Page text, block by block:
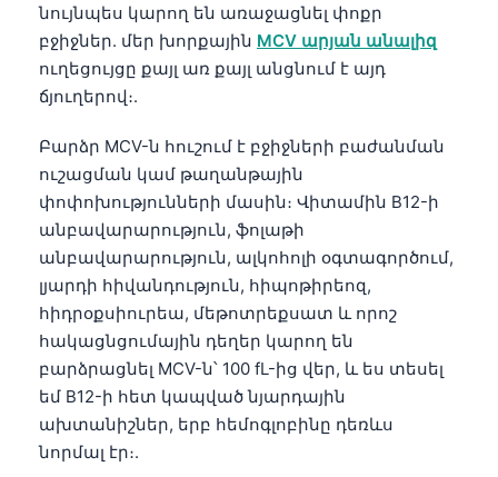
նույնպես կարող են առաջացնել փոքր
բջիջներ. մեր խորքային MCV արյան անալիզ
ուղեցույցը քայլ առ քայլ անցնում է այդ
ճյուղերով։.
Բարձր MCV-ն հուշում է բջիջների բաժանման
ուշացման կամ թաղանթային
փոփոխությունների մասին։ Վիտամին B12-ի
անբավարարություն, ֆոլաթի
անբավարարություն, ալկոհոլի օգտագործում,
լյարդի հիվանդություն, հիպոթիրեոզ,
հիդրօքսիուրեա, մեթոտրեքսատ և որոշ
հակացնցումային դեղեր կարող են
բարձրացնել MCV-ն՝ 100 fL-ից վեր, և ես տեսել
եմ B12-ի հետ կապված նյարդային
ախտանիշներ, երբ հեմոգլոբինը դեռևս
նորմալ էր։.